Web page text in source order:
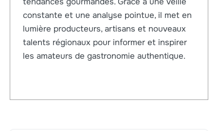
constante et une analyse pointue, il met en
lumière producteurs, artisans et nouveaux
talents régionaux pour informer et inspirer
les amateurs de gastronomie authentique.